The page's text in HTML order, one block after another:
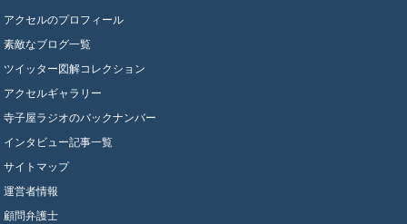
アクセルのプロフィール
素敵なブログ一覧
ツイッター図解コレクション
アクセルギャラリー
寺子屋ラジオのバックナンバー
インタビュー記事一覧
サイトマップ
運営者情報
顧問弁護士